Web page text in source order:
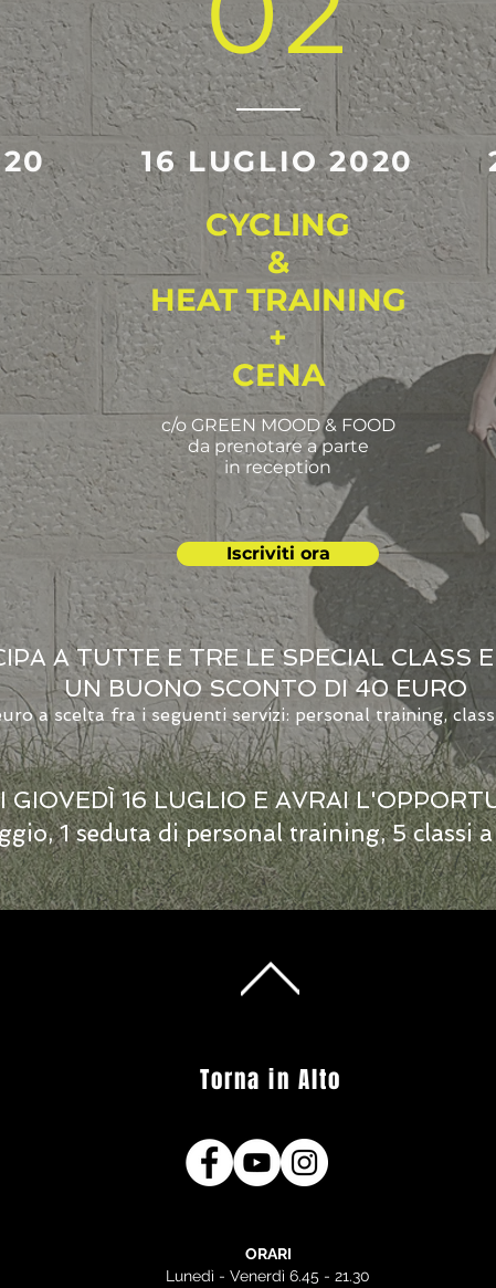
A TUTTE E TRE LE SPECIAL CLASS
UN BUONO SCONTO DI 40 EURO
a scelta fra i seguenti servizi: personal training,
GIOVEDÌ 16 LUGLIO E AVRAI
1 seduta di personal training, 5 classi
16 LUGLIO 2020
CYCLING
&
HEAT TRAINING
+
CENA
c/o GREEN MOOD & FOOD
da prenotare a parte
in reception
Iscriviti ora
Torna in Alto
ORARI
Lunedì - Venerdì 6.45 - 21.30